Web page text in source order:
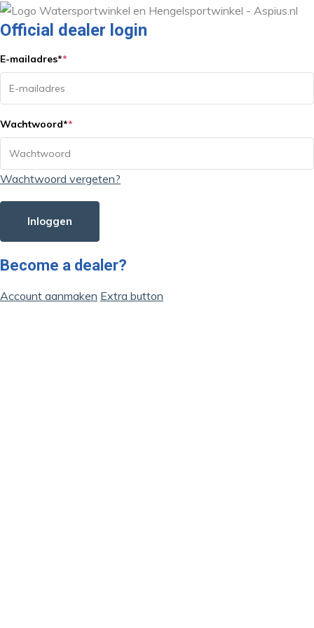
Official dealer login
E-mailadres**
Wachtwoord**
Wachtwoord vergeten?
Inloggen
Become a dealer?
Account aanmaken Extra button